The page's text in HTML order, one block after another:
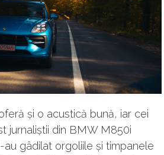
și o acustică bună, iar cei
jurnaliștii din BMW M850i
gâdilat orgoliile și timpanele